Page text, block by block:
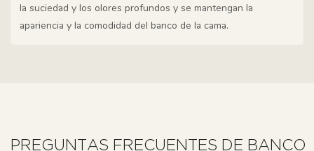
la suciedad y los olores profundos y se mantengan la
apariencia y la comodidad del banco de la cama.